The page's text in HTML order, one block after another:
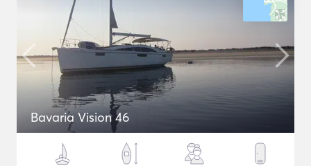
Bavaria Vision 46